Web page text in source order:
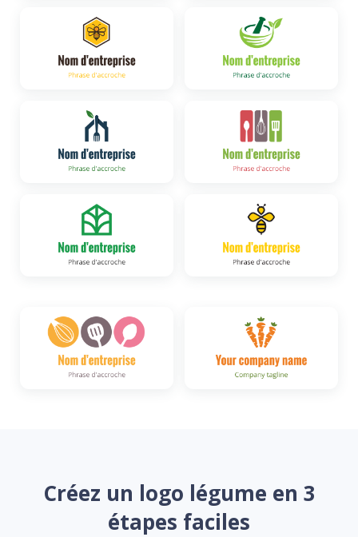
Créez un logo légume en 3
étapes faciles